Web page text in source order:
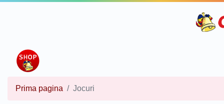
Prima pagina Jocuri